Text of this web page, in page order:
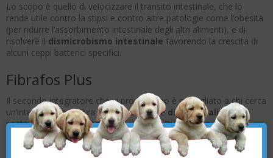
Lo scopo è quello di velocizzare il transito intestinale, che lo
rende utile contro la stipsi e contro altre patologie come l’obesità
(per ridurre l’assorbimento intestinale degli altri alimenti), e di
risolvere il dismicrobismo intestinale favorendo la crescita di
alcuni ceppi batterici specifici.
Fibrafos Plus
Il secondo integratore che vi proponiamo è consigliato a chi cerca
un’integrazione di fibra da utilizzare nelle diete casalinghein
sostituzione della frutta e della verdura. Questo non perché le
diete casalinghe solitamente ne siano prive, ma perché la
percentuale di fibra è generalmente scarsa nei vegetali, cosa che
×